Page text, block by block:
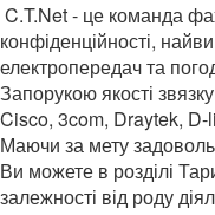
C.T.Net - це команда
конфіденційності,
електропередач та
Запорукою якості
Cisco, 3com, Draytek, D-
Маючи за мету
Ви можете в розділі
залежності від роду